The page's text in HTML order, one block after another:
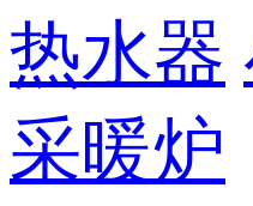
热水器
采暖炉